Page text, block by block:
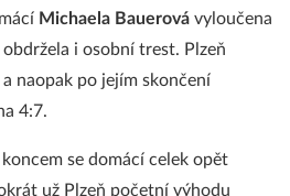
Michaela Bauerová vyloučena
i osobní trest. Plzeň
naopak po jejím skončení
4:7.
se domácí celek opět
už Plzeň početní výhodu